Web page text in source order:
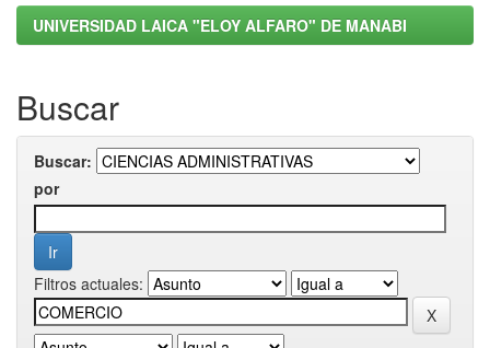
UNIVERSIDAD LAICA "ELOY ALFARO" DE MANABI
Buscar
Buscar:
por
Filtros actuales: